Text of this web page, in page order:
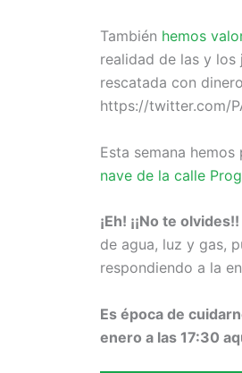
También hemos
realidad de las y los
rescatada con
https://twitter.com/
Esta semana
nave de la calle
¡Eh! ¡¡No te olvides!!
de agua, luz y gas,
respondiendo a la
Es época de
enero a las 17:30